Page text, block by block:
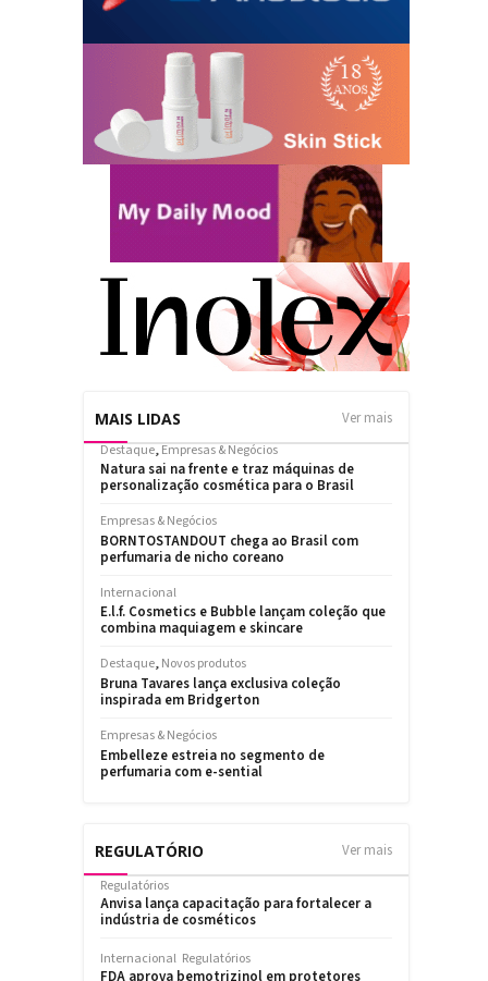
MAIS LIDAS Ver mais
REGULATÓRIO Ver mais
Regulatórios
Anvisa lança capacitação para fortalecer a
indústria de cosméticos
Internacional Regulatórios
FDA aprova bemotrizinol em protetores